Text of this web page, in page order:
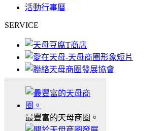
活動行事曆
SERVICE
最豐富的天母商圈。